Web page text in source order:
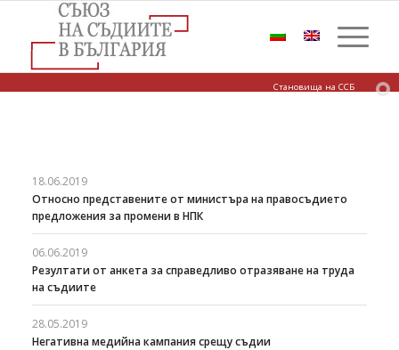
Становища на ССБ
18.06.2019
Относно представените от министъра на правосъдието
предложения за промени в НПК
06.06.2019
Резултати от анкета за справедливо отразяване на труда
на съдиите
28.05.2019
Негативна медийна кампания срещу съдии